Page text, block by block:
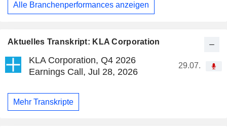
Aktuelles Transkript: KLA Corporation
KLA Corporation, Q4 2026
Earnings Call, Jul 28, 2026
29.07.
Mehr Transkripte
Alle Branchenperformances anzeigen